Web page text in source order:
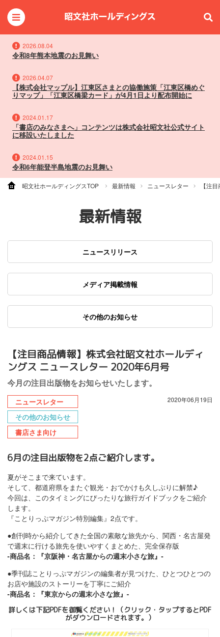
2026.08.04
令和8年熊本地震のお見舞い
2026.04.07
【株式会社マップル】江東区さまとの協働施策「江東区橋めぐ
りマップ」「江東区橋梁カード」が4月1日より配布開始に
2024.01.17
「書店のみなさまへ」コンテンツは株式会社昭文社公式サイト
に移設いたしました
2024.01.15
令和6年能登半島地震のお見舞い
昭文社ホールディングスTOP 最新情報 ニュースレター 【注
最新情報
ニュースリリース
メディア掲載情報
その他のお知らせ
【注目商品情報】株式会社昭文社ホールディ
ングス ニュースレター 2020年6月号
今月の注目出版物をお知らせいたします。
ニュースレター
その他のお知らせ
書店さま向け
2020年06月19日
6月の注目出版物を2点ご紹介します。
夏がそこまで来ています。
そして、都道府県をまたぐ観光・おでかけも久しぶりに解禁♪
今回は、このタイミングにぴったりな旅行ガイドブックをご紹介
します。
『ことりっぷマガジン特別編集』2点です。
●創刊時から紹介してきた全国の素敵な旅先から、関西・名古屋発
で週末に行ける旅先を使いやすくまとめた、完全保存版
-商品名：『京阪神・名古屋からの週末小さな旅』-
●季刊誌ことりっぷマガジンの編集者が見つけた、ひとつひとつの
お店や施設のストーリーを丁寧にご紹介
-商品名：『東京からの週末小さな旅』-
詳しくは下記PDFを御覧ください！（クリック・タップするとPDF
がダウンロードされます。）